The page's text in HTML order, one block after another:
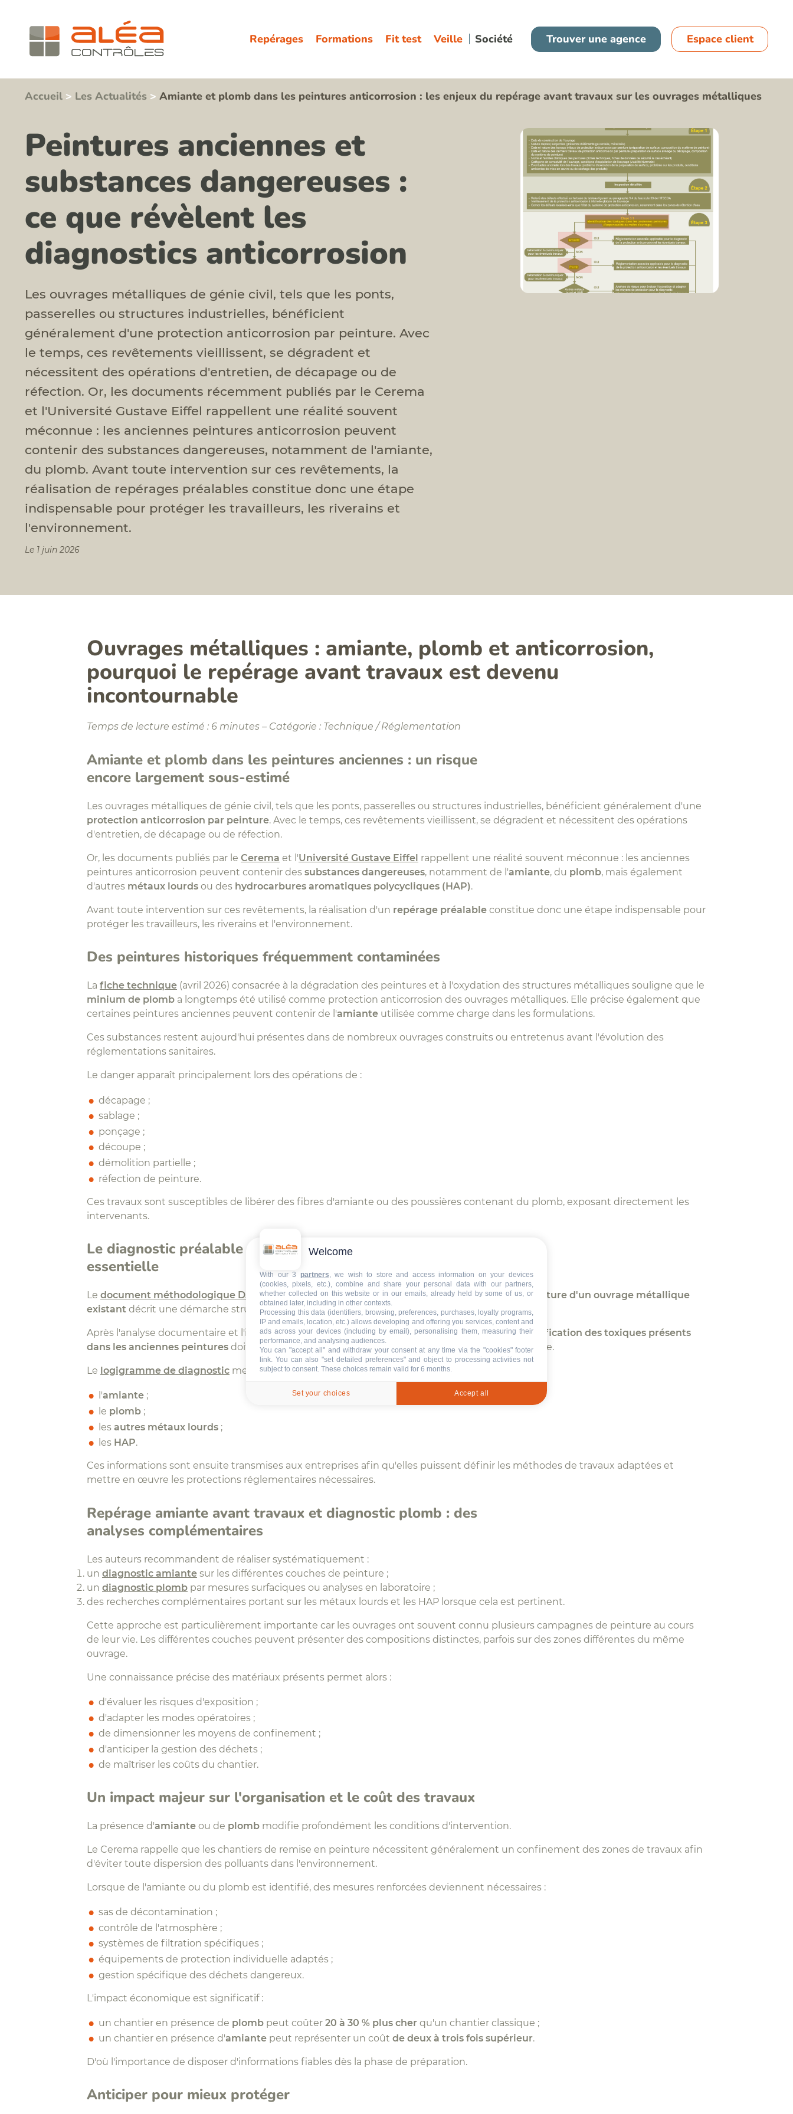
Repérages Formations Fit test Veille Société Trouver une agence
France
Espagne
Espace client
Accueil > Les Actualités > Amiante et plomb dans les peintures anticorrosion : les enjeux du repérage avant travaux sur les ouvrages métalliques
Peintures anciennes et
substances dangereuses :
ce que révèlent les
diagnostics anticorrosion
Les ouvrages métalliques de génie civil, tels que les ponts,
passerelles ou structures industrielles, bénéficient
généralement d'une protection anticorrosion par peinture. Avec
le temps, ces revêtements vieillissent, se dégradent et
nécessitent des opérations d'entretien, de décapage ou de
réfection. Or, les documents récemment publiés par le Cerema
et l'Université Gustave Eiffel rappellent une réalité souvent
méconnue : les anciennes peintures anticorrosion peuvent
contenir des substances dangereuses, notamment de l'amiante,
du plomb. Avant toute intervention sur ces revêtements, la
réalisation de repérages préalables constitue donc une étape
indispensable pour protéger les travailleurs, les riverains et
l'environnement.
Le 1 juin 2026
Ouvrages métalliques : amiante, plomb et anticorrosion,
pourquoi le repérage avant travaux est devenu
incontournable
Temps de lecture estimé : 6 minutes – Catégorie : Technique / Réglementation
Amiante et plomb dans les peintures anciennes : un risque
encore largement sous-estimé
Les ouvrages métalliques de génie civil, tels que les ponts, passerelles ou structures industrielles, bénéficient généralement d'une
protection anticorrosion par peinture. Avec le temps, ces revêtements vieillissent, se dégradent et nécessitent des opérations
d'entretien, de décapage ou de réfection.
Or, les documents publiés par le Cerema et l'Université Gustave Eiffel rappellent une réalité souvent méconnue : les anciennes
peintures anticorrosion peuvent contenir des substances dangereuses, notamment de l'amiante, du plomb, mais également
d'autres métaux lourds ou des hydrocarbures aromatiques polycycliques (HAP).
Avant toute intervention sur ces revêtements, la réalisation d'un repérage préalable constitue donc une étape indispensable pour
protéger les travailleurs, les riverains et l'environnement.
Des peintures historiques fréquemment contaminées
La fiche technique (avril 2026) consacrée à la dégradation des peintures et à l'oxydation des structures métalliques souligne que le
minium de plomb a longtemps été utilisé comme protection anticorrosion des ouvrages métalliques. Elle précise également que
certaines peintures anciennes peuvent contenir de l'amiante utilisée comme charge dans les formulations.
Ces substances restent aujourd'hui présentes dans de nombreux ouvrages construits ou entretenus avant l'évolution des
réglementations sanitaires.
Le danger apparaît principalement lors des opérations de :
décapage ;
sablage ;
ponçage ;
découpe ;
démolition partielle ;
réfection de peinture.
Ces travaux sont susceptibles de libérer des fibres d'amiante ou des poussières contenant du plomb, exposant directement les
intervenants.
Le diagnostic préalable : une étape technique et réglementaire
essentielle
Le document méthodologique D5-2 relatif audiagnostic de la protection anticorrosion par peinture d'un ouvrage métallique
existant décrit une démarche structurée en plusieurs étapes.
Après l'analyse documentaire et l'inspection détaillée de l'ouvrage, une phase spécifique d' identification des toxiques présents
dans les anciennes peintures doit être réalisée. Cette responsabilité incombe au maître d'ouvrage.
Le logigramme de diagnostic met clairement en évidence la nécessité de rechercher :
l'amiante ;
le plomb ;
lesautres métaux lourds ;
les HAP.
Ces informations sont ensuite transmises aux entreprises afin qu'elles puissent définir les méthodes de travaux adaptées et
mettre en œuvre les protections réglementaires nécessaires.
Repérage amiante avant travaux et diagnostic plomb : des
analyses complémentaires
Les auteurs recommandent de réaliser systématiquement :
un diagnostic amiante sur les différentes couches de peinture ;
un diagnostic plomb par mesures surfaciques ou analyses en laboratoire ;
des recherches complémentaires portant sur les métaux lourds et les HAP lorsque cela est pertinent.
Cette approche est particulièrement importante car les ouvrages ont souvent connu plusieurs campagnes de peinture au cours
de leur vie. Les différentes couches peuvent présenter des compositions distinctes, parfois sur des zones différentes du même
ouvrage.
Une connaissance précise des matériaux présents permet alors :
d'évaluer les risques d'exposition ;
d'adapter les modes opératoires ;
de dimensionner les moyens de confinement ;
d'anticiper la gestion des déchets ;
de maîtriser les coûts du chantier.
Un impact majeur sur l'organisation et le coût des travaux
La présence d'amiante ou de plomb modifie profondément les conditions d'intervention.
Le Cerema rappelle que les chantiers de remise en peinture nécessitent généralement un confinement des zones de travaux afin
d'éviter toute dispersion des polluants dans l'environnement.
Lorsque de l'amiante ou du plomb est identifié, des mesures renforcées deviennent nécessaires :
sas de décontamination ;
contrôle de l'atmosphère ;
systèmes de filtration spécifiques ;
équipements de protection individuelle adaptés ;
gestion spécifique des déchets dangereux.
L'impact économique est significatif :
un chantier en présence de plomb peut coûter20 à 30 % plus cher qu'un chantier classique ;
un chantier en présence d'amiante peut représenter un coûtde deux à trois fois supérieur.
D'où l'importance de disposer d'informations fiables dès la phase de préparation.
Anticiper pour mieux protéger
Welcome
With our 3 partners, we wish to store and access information on your devices
(cookies, pixels, etc.), combine and share your personal data with our partners,
whether collected on this website or in our emails, already held by some of us, or
obtained later, including in other contexts.
Processing this data (identifiers, browsing, preferences, purchases, loyalty programs,
IP and emails, location, etc.) allows developing and offering you services, content and
ads across your devices (including by email), personalising them, measuring their
performance, and analysing audiences.
You can "accept all" and withdraw your consent at any time via the "cookies" footer
link. You can also "set detailed preferences" and object to processing activities not
subject to consent. These choices remain valid for 6 months.
Set your choices Accept all